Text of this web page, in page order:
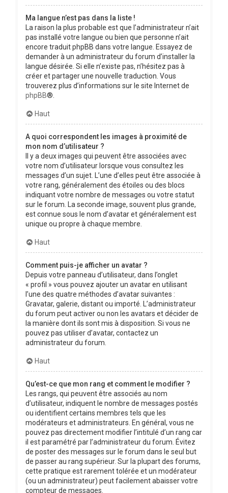
Ma langue n’est pas dans la liste !
La raison la plus probable est que l’administrateur n’ait
pas installé votre langue ou bien que personne n’ait
encore traduit phpBB dans votre langue. Essayez de
demander à un administrateur du forum d’installer la
langue désirée. Si elle n’existe pas, n’hésitez pas à
créer et partager une nouvelle traduction. Vous
trouverez plus d’informations sur le site Internet de
phpBB®.
Haut
A quoi correspondent les images à proximité de
mon nom d’utilisateur ?
Il y a deux images qui peuvent être associées avec
votre nom d’utilisateur lorsque vous consultez les
messages d’un sujet. L’une d’elles peut être associée à
votre rang, généralement des étoiles ou des blocs
indiquant votre nombre de messages ou votre statut
sur le forum. La seconde image, souvent plus grande,
est connue sous le nom d’avatar et généralement est
unique ou propre à chaque membre.
Haut
Comment puis-je afficher un avatar ?
Depuis votre panneau d’utilisateur, dans l’onglet
« profil » vous pouvez ajouter un avatar en utilisant
l’une des quatre méthodes d’avatar suivantes :
Gravatar, galerie, distant ou importé. L’administrateur
du forum peut activer ou non les avatars et décider de
la manière dont ils sont mis à disposition. Si vous ne
pouvez pas utiliser d’avatar, contactez un
administrateur du forum.
Haut
Qu’est-ce que mon rang et comment le modifier ?
Les rangs, qui peuvent être associés au nom
d’utilisateur, indiquent le nombre de messages postés
ou identifient certains membres tels que les
modérateurs et administrateurs. En général, vous ne
pouvez pas directement modifier l’intitulé d’un rang car
il est paramétré par l’administrateur du forum. Évitez
de poster des messages sur le forum dans le seul but
de passer au rang supérieur. Sur la plupart des forums,
cette pratique est rarement tolérée et un modérateur
(ou un administrateur) peut facilement abaisser votre
compteur de messages.